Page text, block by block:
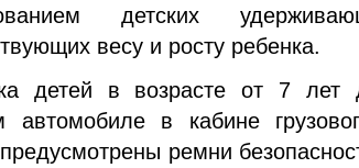
детских
весу и росту ребенка.
детей в возрасте от 7 лет
автомобиле в кабине
ремни